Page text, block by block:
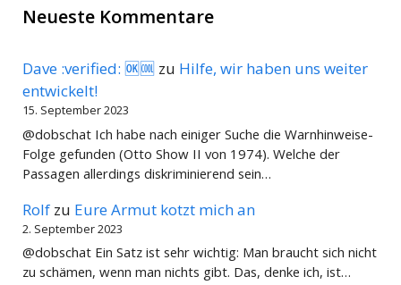
Neueste Kommentare
Dave :verified: 🆗🆒 zu Hilfe, wir haben uns weiter
entwickelt!
15. September 2023
@dobschat Ich habe nach einiger Suche die Warnhinweise-
Folge gefunden (Otto Show II von 1974). Welche der
Passagen allerdings diskriminierend sein…
Rolf zu Eure Armut kotzt mich an
2. September 2023
@dobschat Ein Satz ist sehr wichtig: Man braucht sich nicht
zu schämen, wenn man nichts gibt. Das, denke ich, ist…